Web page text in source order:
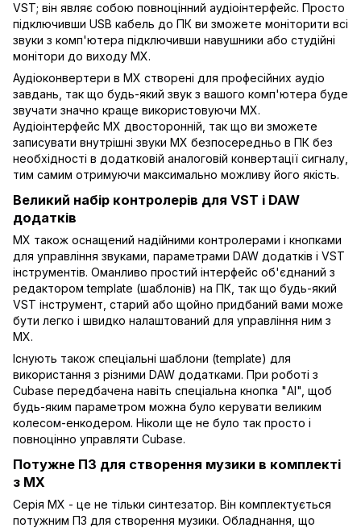
VST; він являє собою повноцінний аудіоінтерфейс. Просто
підключивши USB кабель до ПК ви зможете моніторити всі
звуки з комп'ютера підключивши навушники або студійні
монітори до виходу MX.
Аудіоконвертери в MX створені для професійних аудіо
завдань, так що будь-який звук з вашого комп'ютера буде
звучати значно краще використовуючи MX.
Аудіоінтерфейс MX двосторонній, так що ви зможете
записувати внутрішні звуки MX безпосередньо в ПК без
необхідності в додатковій аналоговій конвертації сигналу,
тим самим отримуючи максимально можливу його якість.
Великий набір контролерів для VST і DAW
додатків
MX також оснащений надійними контролерами і кнопками
для управління звуками, параметрами DAW додатків і VST
інструментів. Оманливо простий інтерфейс об'єднаний з
редактором template (шаблонів) на ПК, так що будь-який
VST інструмент, старий або щойно придбаний вами може
бути легко і швидко налаштований для управління ним з
MX.
Існують також спеціальні шаблони (template) для
використання з різними DAW додатками. При роботі з
Cubase передбачена навіть спеціальна кнопка "AI", щоб
будь-яким параметром можна було керувати великим
колесом-енкодером. Ніколи ще не було так просто і
повноцінно управляти Cubase.
Потужне ПЗ для створення музики в комплекті
з МХ
Серія MX - це не тільки синтезатор. Він комплектується
потужним ПЗ для створення музики. Обладнання, що